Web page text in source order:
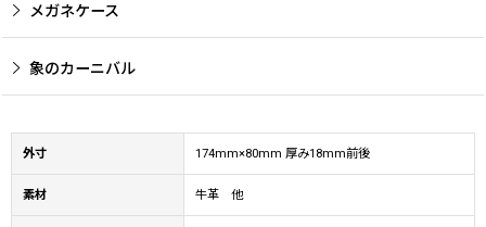
メガネケース
象のカーニバル
外寸 174mm×80mm 厚み18mm前後
素材 牛革 他